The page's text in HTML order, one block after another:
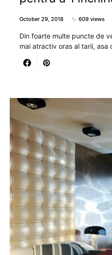
October 29, 2018 609 views
Din foarte multe puncte de
mai atractiv oras al tarii, asa